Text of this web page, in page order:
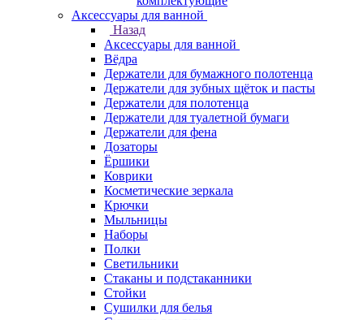
Аксессуары для ванной
Назад
Аксессуары для ванной
Вёдра
Держатели для бумажного полотенца
Держатели для зубных щёток и пасты
Держатели для полотенца
Держатели для туалетной бумаги
Держатели для фена
Дозаторы
Ёршики
Коврики
Косметические зеркала
Крючки
Мыльницы
Наборы
Полки
Светильники
Стаканы и подстаканники
Стойки
Сушилки для белья